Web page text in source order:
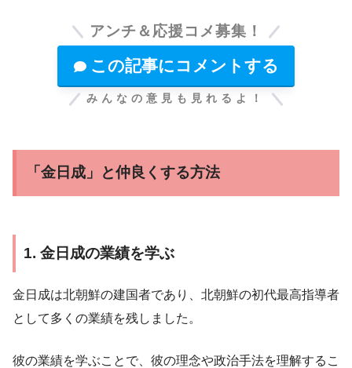
アンチ＆応援コメ募集！
この記事にコメントする
みんなの意見も見れるよ！
「金日成」と仲良くする方法
1. 金日成の業績を学ぶ
金日成は北朝鮮の建国者であり、北朝鮮の初代最高指導者
として多くの業績を残しました。
彼の業績を学ぶことで、彼の理念や政治手法を理解するこ